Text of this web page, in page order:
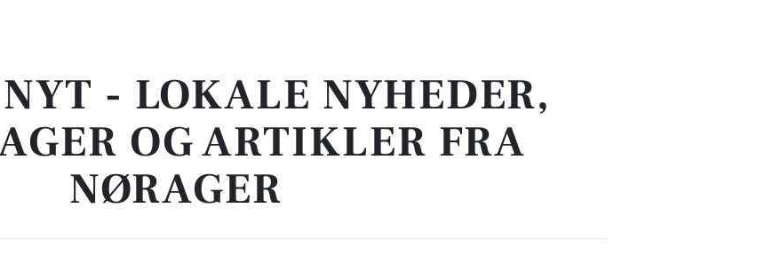
NYT - LOKALE NYHEDER,
OG ARTIKLER FRA
NØRAGER